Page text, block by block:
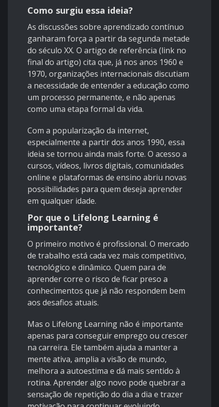
Como surgiu essa ideia?
As discussões sobre aprendizado contínuo
ganharam força a partir da segunda metade
do século XX. O artigo de referência (link no
final do artigo) cita que, já nos anos 1960 e
1970, organizações internacionais discutiam
a necessidade de entender a educação como
um processo permanente, e não apenas
como uma etapa formal da vida.
Com a popularização da internet,
especialmente a partir dos anos 1990, essa
ideia se tornou ainda mais forte. O acesso a
cursos, vídeos, livros digitais, comunidades
online e plataformas de ensino abriu novas
possibilidades para quem deseja aprender
em qualquer idade.
Por que o Lifelong Learning é
importante?
O primeiro motivo é profissional. O mercado
de trabalho está cada vez mais competitivo,
tecnológico e dinâmico. Quem para de
aprender corre o risco de ficar preso a
conhecimentos que já não respondem bem
aos desafios atuais.
Mas o Lifelong Learning não é importante
apenas para conseguir emprego ou crescer
na carreira. Ele também ajuda a manter a
mente ativa, amplia a visão de mundo,
melhora a autoestima e dá mais sentido à
rotina. Aprender algo novo pode quebrar a
sensação de repetição do dia a dia e trazer